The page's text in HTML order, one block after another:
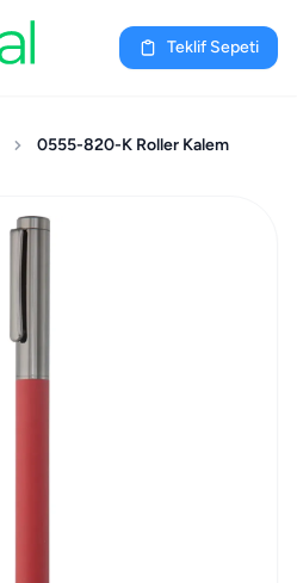
Teklif Sepeti
0555-820-K Roller Kalem